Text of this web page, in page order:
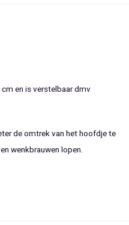
en is verstelbaar dmv
de omtrek van het hoofdje te
wenkbrauwen lopen.